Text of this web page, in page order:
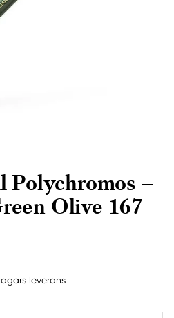
Polychromos –
Olive 167
leverans